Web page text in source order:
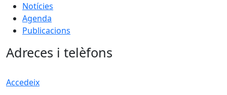
Notícies
Agenda
Publicacions
Adreces i telèfons
Accedeix